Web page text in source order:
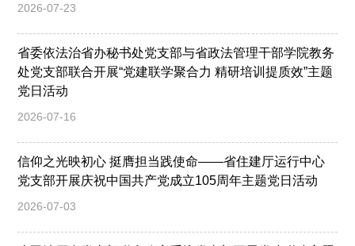
2026-07-23
省委依法治省办秘书处党支部与省政法管理干部学院教务
处党支部联合开展“党建联学聚合力 精研培训提质效”主题
党日活动
2026-07-16
信仰之光映初心 挺膺担当践使命——省住建厅运行中心
党支部开展庆祝中国共产党成立105周年主题党日活动
2026-07-03